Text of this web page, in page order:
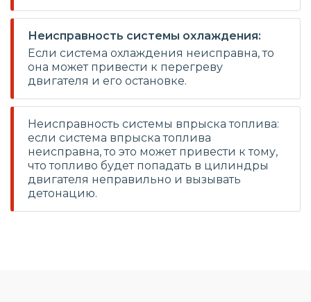
Неисправность системы охлаждения:
Если система охлаждения неисправна, то
она может привести к перегреву
двигателя и его остановке.
Неисправность системы впрыска топлива:
если система впрыска топлива
неисправна, то это может привести к тому,
что топливо будет попадать в цилиндры
двигателя неправильно и вызывать
детонацию.